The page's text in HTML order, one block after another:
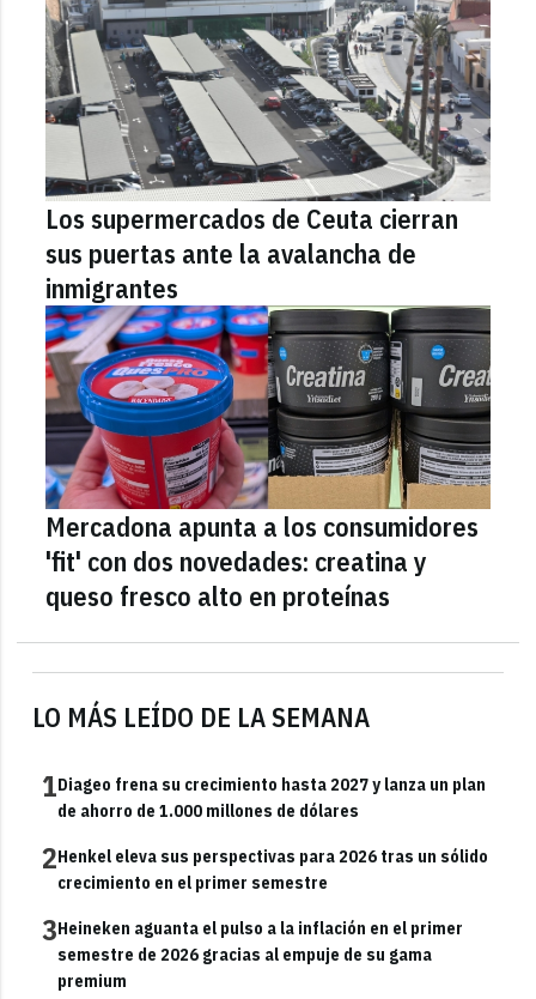
LO MÁS LEÍDO DE LA SEMANA
1Diageo frena su crecimiento hasta 2027 y lanza un plan
de ahorro de 1.000 millones de dólares
2Henkel eleva sus perspectivas para 2026 tras un sólido
crecimiento en el primer semestre
3Heineken aguanta el pulso a la inflación en el primer
semestre de 2026 gracias al empuje de su gama
premium
Los supermercados de Ceuta cierran
sus puertas ante la avalancha de
inmigrantes
Mercadona apunta a los consumidores
'fit' con dos novedades: creatina y
queso fresco alto en proteínas